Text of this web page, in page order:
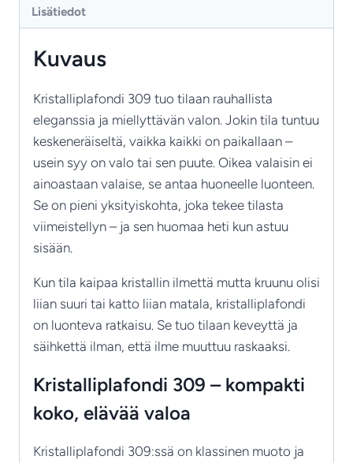
kristallivalaisin
Lisätiedot
Kuvaus
Kristalliplafondi 309 tuo tilaan rauhallista
eleganssia ja miellyttävän valon. Jokin tila tuntuu
keskeneräiseltä, vaikka kaikki on paikallaan –
usein syy on valo tai sen puute. Oikea valaisin ei
ainoastaan valaise, se antaa huoneelle luonteen.
Se on pieni yksityiskohta, joka tekee tilasta
viimeistellyn – ja sen huomaa heti kun astuu
sisään.
Kun tila kaipaa kristallin ilmettä mutta kruunu olisi
liian suuri tai katto liian matala, kristalliplafondi
on luonteva ratkaisu. Se tuo tilaan keveyttä ja
säihkettä ilman, että ilme muuttuu raskaaksi.
Kristalliplafondi 309 – kompakti
koko, elävää valoa
Kristalliplafondi 309:ssä on klassinen muoto ja